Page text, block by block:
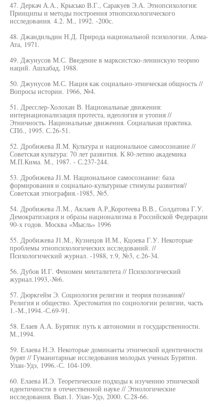
47. Деркач А.А., Крысько В.Г., Саракуев Э.А. Этнопсихология:
Принципы и методы построения этнопсихологического
исследования. 4.2. М., 1992. -200с.
48. Джандильдин Н.Д. Природа национальной психологии. Алма-
Ата, 1971.
49. Джунусов М.С. Введение в марксистско-ленинскую теорию
наций. Ашхабад, 1988.
50. Джунусов М.С. Нация как социально-этническая общность //
Вопросы истории. 1966, №4.
51. Дресслер-Холохан В. Национальные движения:
интернационализация протеста, идеология и утопия //
Этничность. Национальные движения. Социальная практика.
СПб., 1995. С.26-51.
52. Дробижева JI.M. Культура и национальное самосознание //
Советская культура: 70 лет развития. К 80-летию академика
М.П.Кима. М., 1987. - С.237-244.
53. Дробижева J1.M. Национальное самосознание: база
формирования и социально-культурные стимулы развития//
Советская этнография.-1985, №5.
54. Дробижева Л.М., Аклаев А.Р„Коротеева В.В., Солдатова Г.У.
Демократизация и образы национализма в Российской Федерации
90-х годов. Москва «Мысль» 1996
55. Дробижева J1.M., Кузнецов И.М., Кцоева Г.У. Некоторые
проблемы этнопсихологических исследований. //
Психологический журнал. -1988, т.9, №3, с.26-34.
56. Дубов И.Г. Феномен менталитета // Психологический
журнал.1993,-№6.
57. Дюркгейм Э. Социология религии и теория познания//
Религия и общество. Хрестоматия по социологии религии, часть
1.-М.,1994.-С.69-91.
58. Елаев А.А. Бурятия: путь к автономии и государственности.
М.,1994.
59. Елаева Н.Э. Некоторые доминанты этнической идентичности
бурят // Гуманитарные исследования молодых ученых Бурятии.
Улан-Удэ, 1996.-С. 104-109.
60. Елаева И.Э. Теоретические подходы к изучению этнической
идентичности в отечественной науке // Этнологические
исследования. Вып.1. Улан-Удэ, 2000. С.28-66.